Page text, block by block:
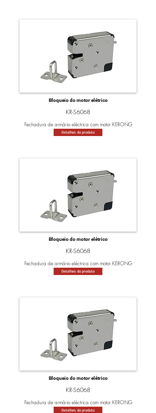
Bloqueio do motor elétrico
KR-S6068
Fechadura de armário eléctrica com motor KERONG
Detalhes do produto
Bloqueio do motor elétrico
KR-S6068
Fechadura de armário eléctrica com motor KERONG
Detalhes do produto
Bloqueio do motor elétrico
KR-S6068
Fechadura de armário eléctrica com motor KERONG
Detalhes do produto